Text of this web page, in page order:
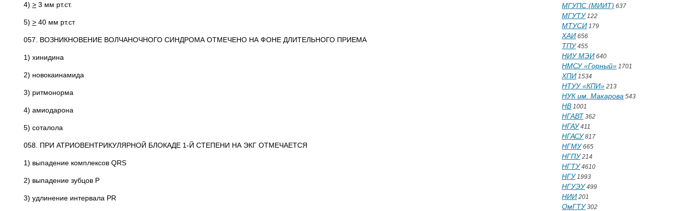
4) > 3 мм рт.ст.
5) > 40 мм рт.ст
057. ВОЗНИКНОВЕНИЕ ВОЛЧАНОЧНОГО СИНДРОМА ОТМЕЧЕНО НА ФОНЕ ДЛИТЕЛЬНОГО ПРИЕМА
1) хинидина
2) новокаинамида
3) ритмонорма
4) амиодарона
5) соталола
058. ПРИ АТРИОВЕНТРИКУЛЯРНОЙ БЛОКАДЕ 1-Й СТЕПЕНИ НА ЭКГ ОТМЕЧАЕТСЯ
1) выпадение комплексов QRS
2) выпадение зубцов Р
3) удлинение интервала PR
МГУПС (МИИТ) 637
МГУТУ122
МТУСИ 179
ХАИ 656
ТПУ455
НИУ МЭИ 640
НМСУ «Горный» 1701
ХПИ 1534
НТУУ «КПИ» 213
НУК им. Макарова 543
НВ 1001
НГАВТ 362
НГАУ411
НГАСУ817
НГМУ665
НГПУ214
НГТУ4610
НГУ1993
НГУЭУ499
НИИ 201
ОмГТУ302